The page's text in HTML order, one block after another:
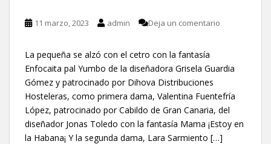
11 marzo, 2023 admin Deja un comentario
La pequeña se alzó con el cetro con la fantasía
Enfocaita pal Yumbo de la diseñadora Grisela Guardia
Gómez y patrocinado por Dihova Distribuciones
Hosteleras, como primera dama, Valentina Fuentefría
López, patrocinado por Cabildo de Gran Canaria, del
diseñador Jonas Toledo con la fantasía Mama ¡Estoy en
la Habana¡ Y la segunda dama, Lara Sarmiento […]